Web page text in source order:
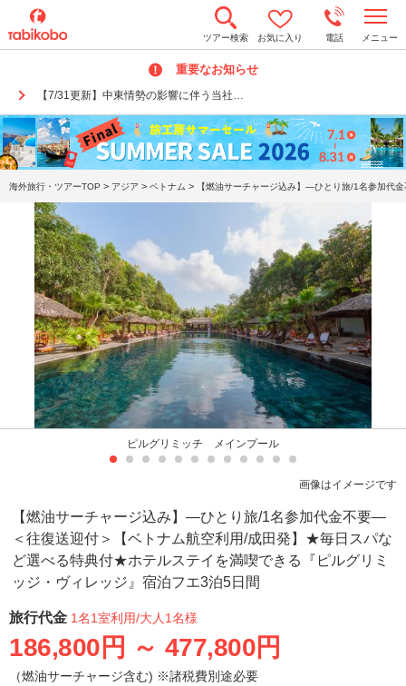
ツアー検索 お気に入り 電話 メニュー
重要なお知らせ
【7/31更新】中東情勢の影響に伴う当社…
o
n
a
v
i
g
a
t
海外旅行・ツアーTOP > アジア > ベトナム > 【燃油サーチャージ込み】―ひとり旅/1名参加代
ピルグリミッチ メインプール
画像はイメージです
【燃油サーチャージ込み】―ひとり旅/1名参加代金不要―
＜往復送迎付＞【ベトナム航空利用/成田発】★毎日スパな
ど選べる特典付★ホテルステイを満喫できる『ピルグリミ
ッジ・ヴィレッジ』宿泊フエ3泊5日間
旅行代金 1名1室利用/大人1名様
186,800円 ～ 477,800円
（燃油サーチャージ含む) ※諸税費別途必要